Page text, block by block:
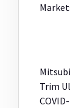
Trim